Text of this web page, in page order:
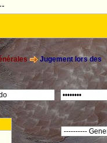
Jugement lors des